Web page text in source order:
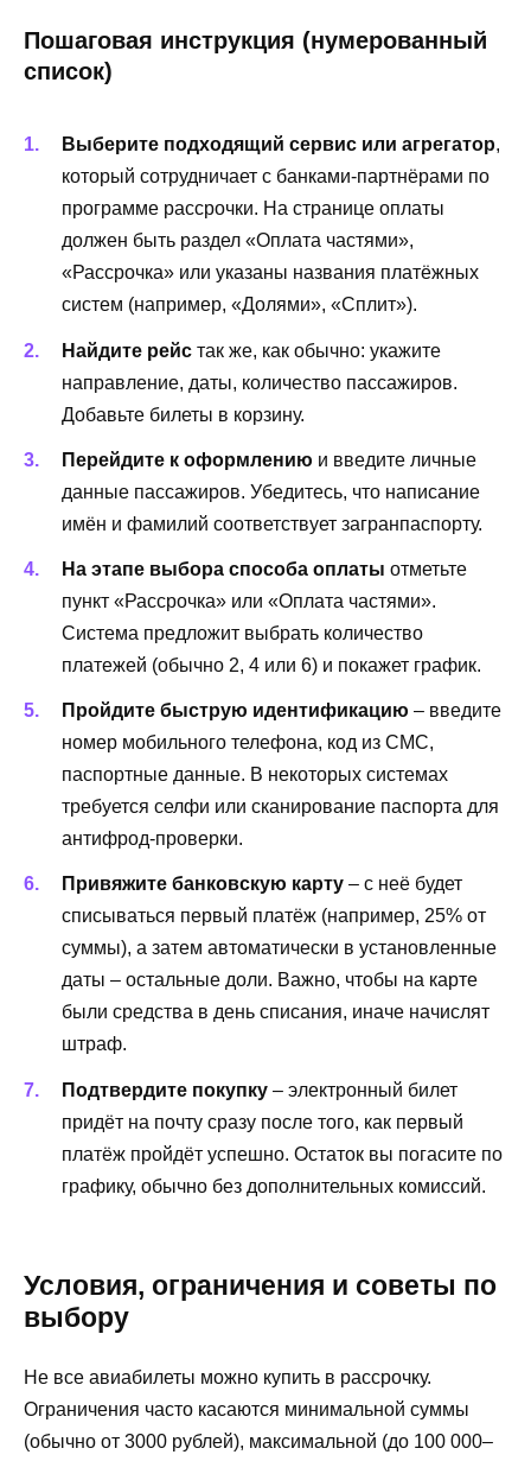
Пошаговая инструкция (нумерованный
список)
Выберите подходящий сервис или агрегатор,
который сотрудничает с банками-партнёрами по
программе рассрочки. На странице оплаты
должен быть раздел «Оплата частями»,
«Рассрочка» или указаны названия платёжных
систем (например, «Долями», «Сплит»).
Найдите рейс так же, как обычно: укажите
направление, даты, количество пассажиров.
Добавьте билеты в корзину.
Перейдите к оформлению и введите личные
данные пассажиров. Убедитесь, что написание
имён и фамилий соответствует загранпаспорту.
На этапе выбора способа оплаты отметьте
пункт «Рассрочка» или «Оплата частями».
Система предложит выбрать количество
платежей (обычно 2, 4 или 6) и покажет график.
Пройдите быструю идентификацию – введите
номер мобильного телефона, код из СМС,
паспортные данные. В некоторых системах
требуется селфи или сканирование паспорта для
антифрод-проверки.
Привяжите банковскую карту – с неё будет
списываться первый платёж (например, 25% от
суммы), а затем автоматически в установленные
даты – остальные доли. Важно, чтобы на карте
были средства в день списания, иначе начислят
штраф.
Подтвердите покупку – электронный билет
придёт на почту сразу после того, как первый
платёж пройдёт успешно. Остаток вы погасите по
графику, обычно без дополнительных комиссий.
Условия, ограничения и советы по
выбору
Не все авиабилеты можно купить в рассрочку.
Ограничения часто касаются минимальной суммы
(обычно от 3000 рублей), максимальной (до 100 000–